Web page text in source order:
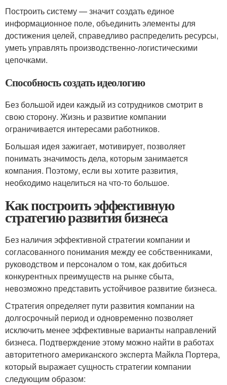
Построить систему — значит создать единое
информационное поле, объединить элементы для
достижения целей, справедливо распределить ресурсы,
уметь управлять производственно-логистическими
цепочками.
Способность создать идеологию
Без большой идеи каждый из сотрудников смотрит в
свою сторону. Жизнь и развитие компании
ограничивается интересами работников.
Большая идея зажигает, мотивирует, позволяет
понимать значимость дела, которым занимается
компания. Поэтому, если вы хотите развития,
необходимо нацелиться на что-то большое.
Как построить эффективную
стратегию развития бизнеса
Без наличия эффективной стратегии компании и
согласованного понимания между ее собственниками,
руководством и персоналом о том, как добиться
конкурентных преимуществ на рынке сбыта,
невозможно представить устойчивое развитие бизнеса.
Стратегия определяет пути развития компании на
долгосрочный период и одновременно позволяет
исключить менее эффективные варианты направлений
бизнеса. Подтверждение этому можно найти в работах
авторитетного американского эксперта Майкла Портера,
который выражает сущность стратегии компании
следующим образом: